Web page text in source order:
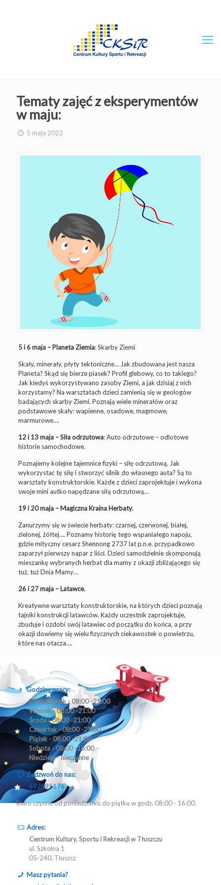
Tematy zajęć z eksperymentów
w maju:
5 maja 2022
5 i 6 maja – Planeta Ziemia: Skarby Ziemi
Skały, minerały, płyty tektoniczne… Jak zbudowana jest nasza
Planeta? Skąd się bierze piasek? Profil glebowy, co to takiego?
Jak kiedyś wykorzystywano zasoby Ziemi, a jak dzisiaj z nich
korzystamy? Na warsztatach dzieci zamienią się w geologów
badających skarby Ziemi. Poznają wiele minerałów oraz
podstawowe skały: wapienne, osadowe, magmowe,
marmurowe….
12 i 13 maja – Siła odrzutowa: Auto odrzutowe – odlotowe
historie samochodowe.
Poznajemy kolejne tajemnice fizyki – siłę odrzutową. Jak
wykorzystać tę siłę i stworzyć silnik do własnego auta? Są to
warsztaty konstruktorskie. Każde z dzieci zaprojektuje i wykona
swoje mini autko napędzane siłą odrzutową…
19 i 20 maja – Magiczna Kraina Herbaty.
Zanurzymy się w świecie herbaty: czarnej, czerwonej, białej,
zielonej, żółtej…. Poznamy historię tego wspaniałego napoju,
gdzie mityczny cesarz Shennong 2737 lat p.n.e. przypadkowo
zaparzył pierwszy napar z liści. Dzieci samodzielnie skomponują
mieszankę wybranych herbat dla mamy z okazji zbliżającego się
tuż, tuż Dnia Mamy…
26 i 27 maja – Latawce.
Kreatywne warsztaty konstruktorskie, na których dzieci poznają
tajniki konstrukcji latawców. Każdy uczestnik zaprojektuje,
zbuduje i ozdobi swój latawiec od początku do końca, a przy
okazji dowiemy się wielu fizycznych ciekawostek o powietrzu,
które nas otacza….
Godziny pracy:
Poniedziałek - 08:00 -21:00
Wtorek - 08:00 -21:00
Środa - 08:00 -21:00
Czwartek - 08:00 -21:00
Piątek - 08:00 -21:00
Sobota - 08:00 -16:00
Niedziela - nieczynne
Zadzwoń do nas:
692895176
Biuro czynne od poniedziałku do piątku w godz. 08:00 - 16:00.
Adres:
Centrum Kultury, Sportu i Rekreacji w Tłuszczu
ul. Szkolna 1
05-240, Tłuszcz
Masz pytania?